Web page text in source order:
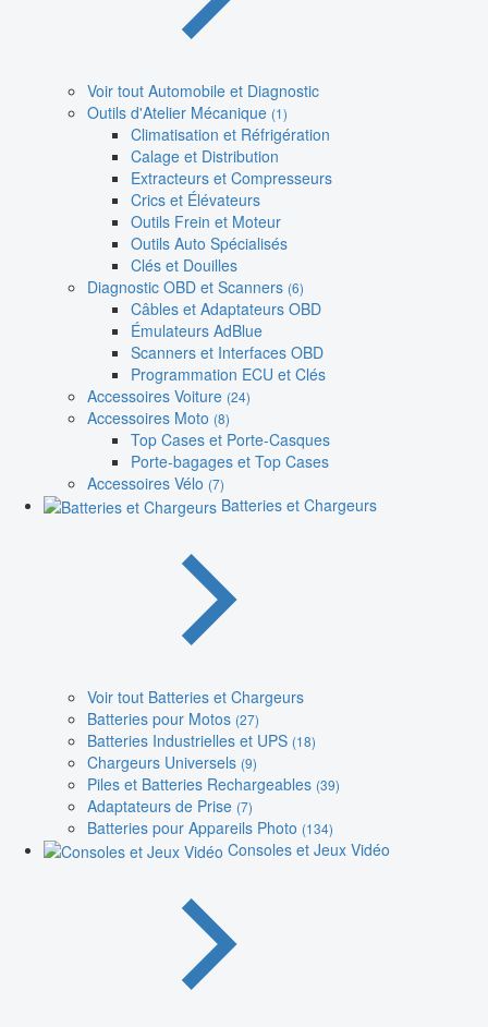
Voir tout Automobile et Diagnostic
Outils d'Atelier Mécanique (1)
Climatisation et Réfrigération
Calage et Distribution
Extracteurs et Compresseurs
Crics et Élévateurs
Outils Frein et Moteur
Outils Auto Spécialisés
Clés et Douilles
Diagnostic OBD et Scanners (6)
Câbles et Adaptateurs OBD
Émulateurs AdBlue
Scanners et Interfaces OBD
Programmation ECU et Clés
Accessoires Voiture (24)
Accessoires Moto (8)
Top Cases et Porte-Casques
Porte-bagages et Top Cases
Accessoires Vélo (7)
Batteries et Chargeurs
Voir tout Batteries et Chargeurs
Batteries pour Motos (27)
Batteries Industrielles et UPS (18)
Chargeurs Universels (9)
Piles et Batteries Rechargeables (39)
Adaptateurs de Prise (7)
Batteries pour Appareils Photo (134)
Consoles et Jeux Vidéo